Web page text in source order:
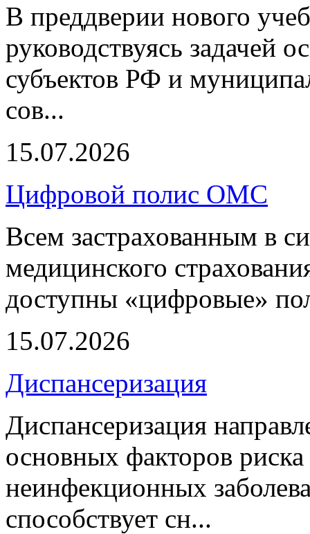
В преддверии нового
руководствуясь задачей
субъектов РФ и
сов...
15.07.2026
Цифровой полис ОМС
Всем застрахованным в
медицинского
доступны «цифровые»
15.07.2026
Диспансеризация
Диспансеризация
основных факторов
неинфекционных
способствует сн...